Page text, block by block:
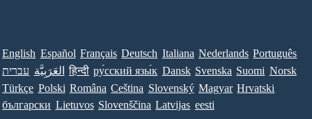
English Español Français Deutsch Italiana Nederlands Português
עברית العَرَبِيَّة हिन्दी ру́сский язы́к Dansk Svenska Suomi Norsk
Türkçe Polski Româna Ceština Slovenský Magyar Hrvatski
български Lietuvos Slovenščina Latvijas eesti